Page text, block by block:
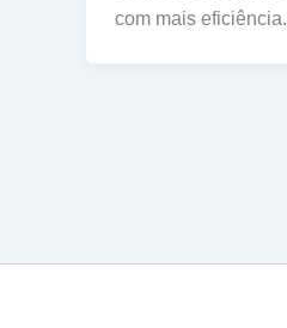
com mais eficiência.